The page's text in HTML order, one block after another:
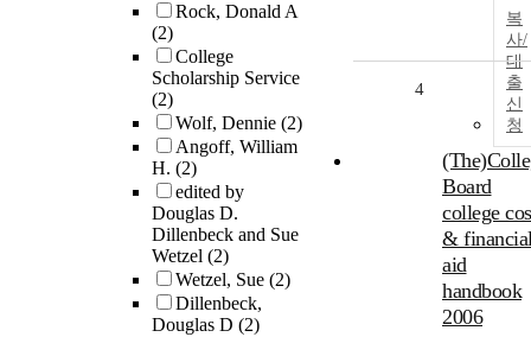
Rock, Donald A
(2)
College
Scholarship Service
(2)
Wolf, Dennie (2)
Angoff, William
H. (2)
edited by
Douglas D.
Dillenbeck and Sue
Wetzel (2)
Wetzel, Sue (2)
Dillenbeck,
Douglas D (2)
복
사/
대
출
신
청
4
Board
college
&
aid
handbook
2006